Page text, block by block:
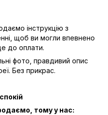
інструкцію з
щоб ви могли впевнено
до оплати.
фото, правдивий опис
Без прикрас.
тому у нас: